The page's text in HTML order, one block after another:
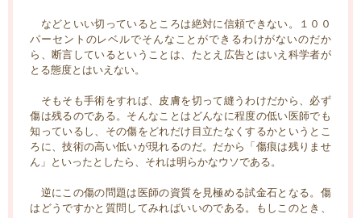
などといい切っているところは絶対に信頼できない。１００
パーセントのレベルでそんなことができるわけがないのだか
ら、断言しているということは、たとえ広告とはいえ科学者が
とる態度とはいえない。
そもそも手術をすれば、皮膚を切って縫うわけだから、必ず
傷は残るのである。そんなことはどんなに程度の低い医師でも
知っているし、その傷をどれだけ目立たなくするかというとこ
ろに、技術の高い低いが現れるのだ。だから「傷痕は残りませ
ん」といったとしたら、それは明らかなウソである。
逆にこの傷の問題は医師の資質を見極める試金石となる。傷
はどうですかと質問してみればいいのである。もしこのとき、